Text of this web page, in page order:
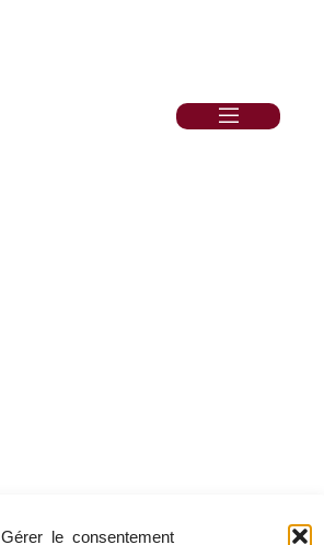
Gérer le consentement